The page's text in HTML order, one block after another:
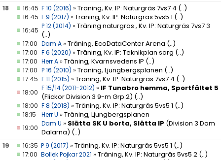
18
16:45 F 10 (2016) »Träning, Kv. IP: Naturgräs 7vs7 4 (..)
16:45 F 9 (2017) »Träning, Kv. IP: Naturgräs 5vs5 1 (..)
16:45 P 12 (2014) »Träning naturgräs , Kv. IP: Naturgräs 7vs7 3
(..)
17:00 Dam A »Träning, EcoDataCenter Arena (..)
17:00 F 6 (2020) »Träning, Kv. IP: Teknikplan sarg (..)
17:00 Herr A »Träning, Kvarnsvedens IP (..)
17:00 P 16 (2010) »Träning, Ljungbergsplanen (..)
17:45 F 11 (2015) »Träning, Kv. IP: Naturgräs 7vs7 4 (..)
18:00 F 15/14 (2011-2012) » IF Tunabro hemma, Sportfältet 5
(Flickor Division 3 9-m Grp.2) (..)
18:00 F 8 (2018) »Träning, Kv. IP: Naturgräs 5vs5 1 (..)
18:15
Herr U »Träning, Ljungbergsplanen
19:00 Dam U » Slätta SK U borta, Slätta IP (Division 3 Dam
Dalarna) (..)
19
16:35 P 9 (2017) »Träning, Kv. IP: Naturgräs 5vs5 1 (..)
17:00 Bollek Pojkar 2021 »Träning, Kv. IP: Naturgräs 5vs5 2 (..)